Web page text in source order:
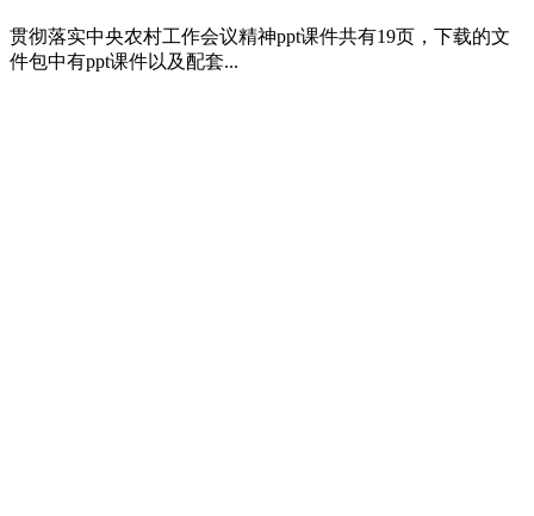
贯彻落实中央农村工作会议精神ppt课件共有19页，下载的文
件包中有ppt课件以及配套...